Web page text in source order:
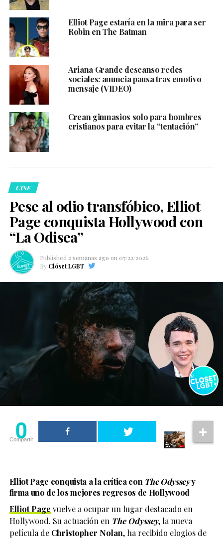
Elliot Page estaría en la mira para ser
Robin en The Batman
Ariana Grande descanso redes
sociales: anuncia pausa tras emotivo
mensaje (VIDEO)
Crean gimnasios solo para hombres
cristianos para evitar la “tentación”
CINE
Pese al odio transfóbico, Elliot
Page conquista Hollywood con
“La Odisea”
Published 2 semanas ago on 07/22/2026
By Clóset LGBT
0
Compartir
Elliot Page conquista a la crítica con The Odysseyy
firma uno de los mejores regresos de Hollywood
Elliot Page vuelve a ocupar un lugar destacado en
Hollywood. Su actuación en The Odyssey, la nueva
película de Christopher Nolan, ha recibido elogios de